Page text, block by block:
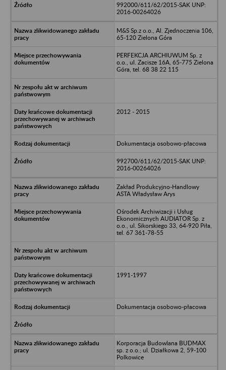
992000/611/62/2015-SAK UNP:
2016-00264026
M&S Sp.z o.o., Al. Zjednoczenia 106,
65-120 Zielona Góra
PERFEKCJA ARCHIUWUM Sp. z
o.o., ul. Zacisze 16A, 65-775 Zielona
Góra, tel. 68 38 22 115
2012 - 2015
Dokumentacja osobowo-płacowa
992700/611/62/2015-SAK UNP:
2016-00264026
Zakład Produkcyjno-Handlowy
ASTA Władysław Arys
Ośrodek Archiwizacji i Usług
Ekonomicznych AUDIATOR Sp. z
o.o., ul. Sikorskiego 33, 64-920 Piła,
tel. 67 361-78-55
1991-1997
Dokumentacja osobowo-płacowa
Korporacja Budowlana BUDMAX
sp. z o.o.; ul. Działkowa 2, 59-100
Polkowice